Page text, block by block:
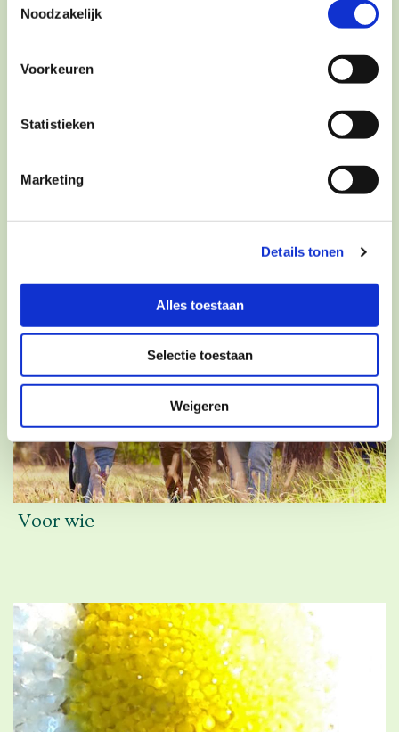
Noodzakelijk
Voorkeuren
Statistieken
Marketing
Details tonen
Alles toestaan
Selectie toestaan
Weigeren
Tarieven
Voor wie